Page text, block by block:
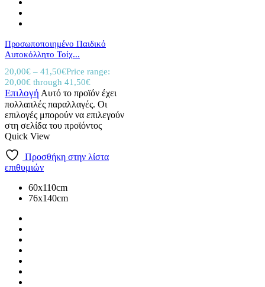
Προσωποποιημένο Παιδικό
Αυτοκόλλητο Τοίχ...
20,00€ – 41,50€Price range:
20,00€ through 41,50€
Επιλογή Αυτό το προϊόν έχει
πολλαπλές παραλλαγές. Οι
επιλογές μπορούν να επιλεγούν
στη σελίδα του προϊόντος
Quick View
Προσθήκη στην λίστα
επιθυμιών
60x110cm
76x140cm